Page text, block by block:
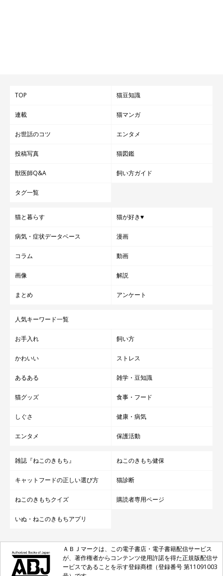
TOP 猫豆知識
連載 猫マンガ
お世話のコツ エンタメ
投稿写真 猫図鑑
獣医師Q&A 飼い方ガイド
タグ一覧
猫と暮らす 猫が好き♥
病気・症状データベース 漫画
コラム 動画
画像 解説
まとめ アンケート
人気キーワード一覧
お手入れ 飼い方
かわいい ストレス
あるある 雑学・豆知識
猫グッズ 食事・フード
しぐさ 健康・病気
エンタメ 保護活動
雑誌『ねこのきもち』 ねこのきもち健保
キャットフードの正しい選び方 猫診断
ねこのきもちクイズ 購読者専用ページ
いぬ・ねこのきもちアプリ
ＡＢＪマークは、この電子書店・電子書籍配信サービス
が、著作権者からコンテンツ使用許諾を得た正規版配信サ
ービスであることを示す登録商標（登録番号 第11091003